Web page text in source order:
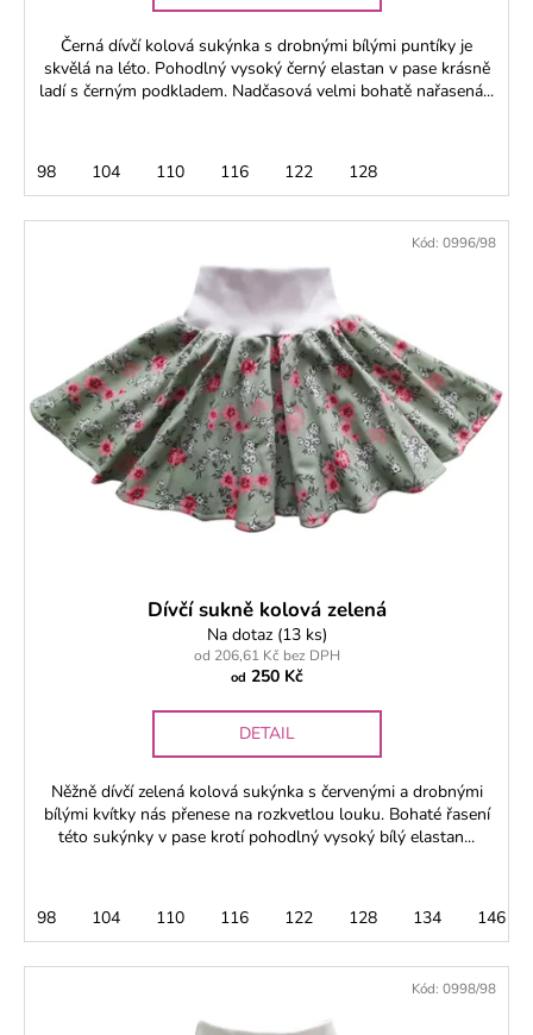
Černá dívčí kolová sukýnka s drobnými bílými puntíky je
skvělá na léto. Pohodlný vysoký černý elastan v pase krásně
ladí s černým podkladem. Nadčasová velmi bohatě nařasená...
98 104 110 116 122 128
Dívčí sukně kolová zelená
Na dotaz (13 ks)
od 206,61 Kč bez DPH
od 250 Kč
DETAIL
Něžně dívčí zelená kolová sukýnka s červenými a drobnými
bílými kvítky nás přenese na rozkvetlou louku. Bohaté řasení
této sukýnky v pase krotí pohodlný vysoký bílý elastan...
98 104 110 116 122 128 134 146
Kód: 0996/98
Kód: 0998/98